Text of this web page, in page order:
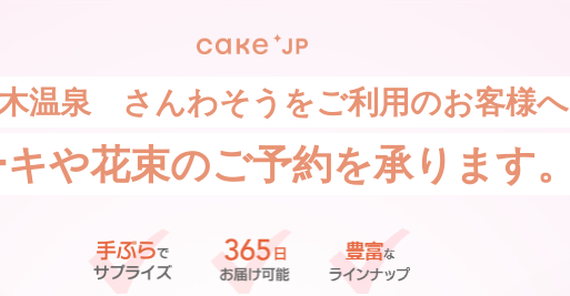
温泉 さんわそうをご利用のお客様へ
や花束のご予約を承ります。